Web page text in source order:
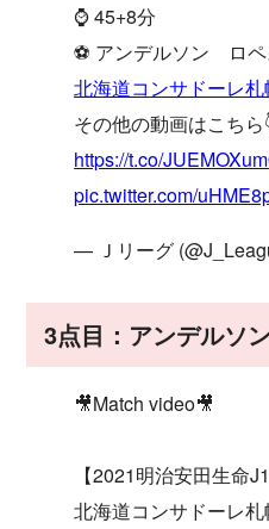
⌚️ 45+8分
⚽️ アンデルソン ロペ
北海道コンサドーレ
その他の動画はこちら
https://t.co/
pic.twitter.com/
— Ｊリーグ
3点目：アンデルソ
🎥Match video🎥
【2021明治安田生命
北海道コンサドーレ